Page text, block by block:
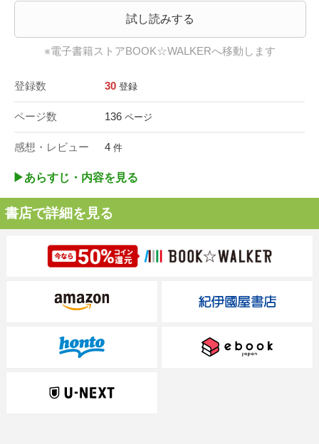
試し読みする
※電子書籍ストアBOOK☆WALKERへ移動します
登録数 30 登録
ページ数 136 ページ
感想・レビュー 4 件
▶︎あらすじ・内容を見る
書店で詳細を見る